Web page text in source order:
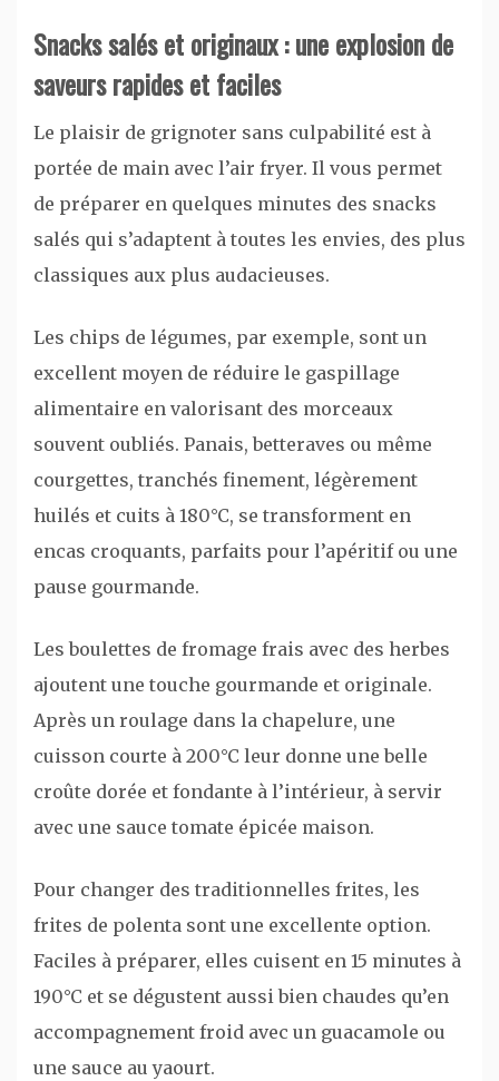
Snacks salés et originaux : une explosion de
saveurs rapides et faciles
Le plaisir de grignoter sans culpabilité est à
portée de main avec l’air fryer. Il vous permet
de préparer en quelques minutes des snacks
salés qui s’adaptent à toutes les envies, des plus
classiques aux plus audacieuses.
Les chips de légumes, par exemple, sont un
excellent moyen de réduire le gaspillage
alimentaire en valorisant des morceaux
souvent oubliés. Panais, betteraves ou même
courgettes, tranchés finement, légèrement
huilés et cuits à 180°C, se transforment en
encas croquants, parfaits pour l’apéritif ou une
pause gourmande.
Les boulettes de fromage frais avec des herbes
ajoutent une touche gourmande et originale.
Après un roulage dans la chapelure, une
cuisson courte à 200°C leur donne une belle
croûte dorée et fondante à l’intérieur, à servir
avec une sauce tomate épicée maison.
Pour changer des traditionnelles frites, les
frites de polenta sont une excellente option.
Faciles à préparer, elles cuisent en 15 minutes à
190°C et se dégustent aussi bien chaudes qu’en
accompagnement froid avec un guacamole ou
une sauce au yaourt.